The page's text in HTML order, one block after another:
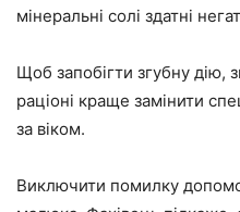
мінеральні солі здатні
Щоб запобігти згубну дію,
раціоні краще замінити
за віком.
Виключити помилку